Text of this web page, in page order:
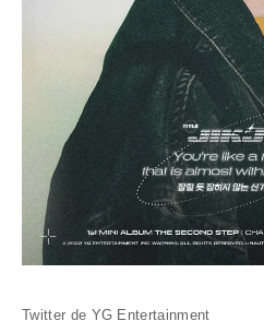
Twitter de YG Entertainment